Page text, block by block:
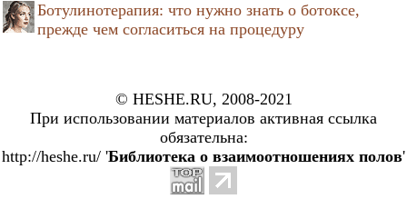
Ботулинотерапия: что нужно знать о ботоксе,
прежде чем согласиться на процедуру
© HESHE.RU, 2008-2021
При использовании материалов активная ссылка
обязательна:
http://heshe.ru/ 'Библиотека о взаимоотношениях полов'